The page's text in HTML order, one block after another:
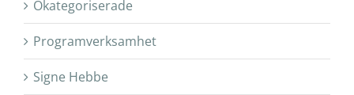
Okategoriserade
Programverksamhet
Signe Hebbe